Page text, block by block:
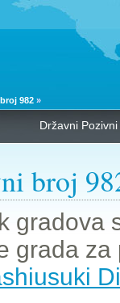
982 »
Državni
broj
gradova
grada